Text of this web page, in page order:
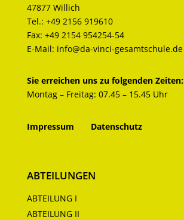
47877 Willich
Tel.: +49 2156 919610
Fax: +49 2154 954254-54
E-Mail: info@da-vinci-gesamtschule.de
Sie erreichen uns zu folgenden Zeiten:
Montag – Freitag: 07.45 – 15.45 Uhr
Impressum Datenschutz
ABTEILUNGEN
ABTEILUNG I
ABTEILUNG II